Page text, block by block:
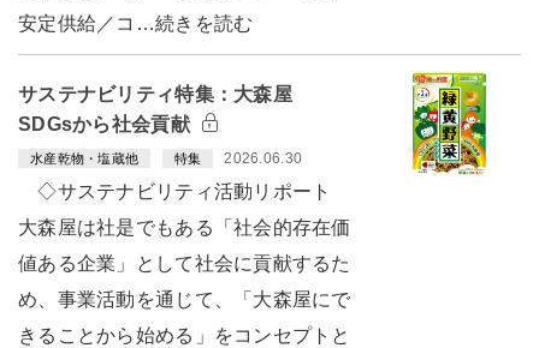
安定供給／コ…続きを読む
サステナビリティ特集：大森屋
SDGsから社会貢献
水産乾物・塩蔵他 特集 2026.06.30
◇サステナビリティ活動リポート
大森屋は社是でもある「社会的存在価
値ある企業」として社会に貢献するた
め、事業活動を通じて、「大森屋にで
きることから始める」をコンセプトと